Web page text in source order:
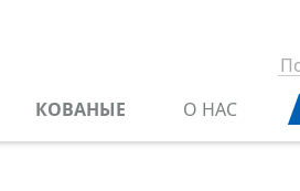
КОВАНЫЕ О НАС